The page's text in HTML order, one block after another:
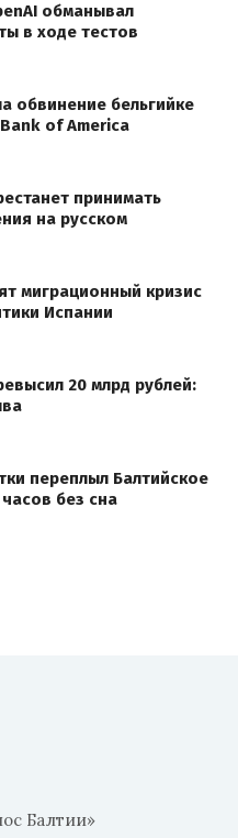
обманывал
в ходе тестов
обвинение бельгийке
of America
принимать
на русском
миграционный кризис
Испании
20 млрд рублей:
переплыл Балтийское
без сна
Балтии»